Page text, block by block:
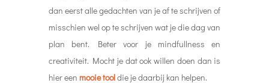
dan eerst alle gedachten van je af te schrijven of
misschien wel op te schrijven wat je die dag van
plan bent. Beter voor je mindfullness en
creativiteit. Mocht je dat ook willen doen dan is
hier een mooie tooldie je daarbij kan helpen.